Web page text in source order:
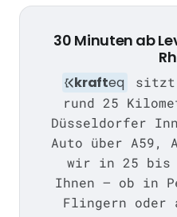
30 Minuten ab
krafteq
sitzt
rund 25
Düsseldorfer
Auto über A59,
wir in 25 bis
Ihnen — ob in
Flingern oder